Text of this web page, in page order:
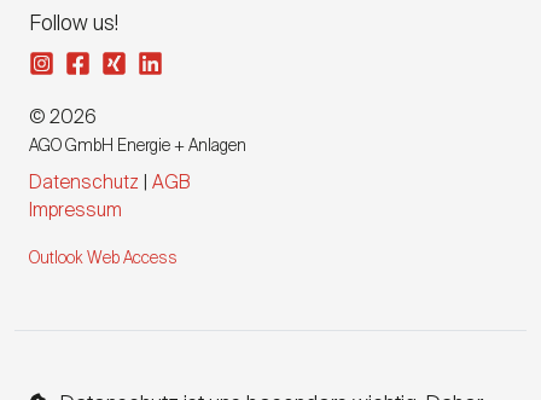
Follow us!
© 2026
AGO GmbH Energie + Anlagen
Datenschutz
AGB
Impressum
Outlook Web Access